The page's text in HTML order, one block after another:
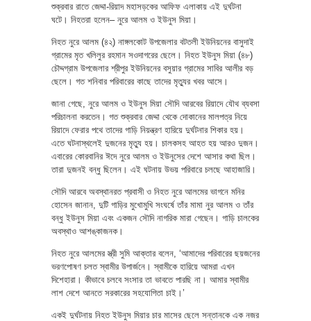
শুক্রবার রাতে জেদ্দা-রিয়াদ মহাসড়কের আফিফ এলাকায় এই দুর্ঘটনা
ঘটে। নিহতরা হলেন– নুরে আলম ও ইউনুস মিয়া।
নিহত নুরে আলম (৪২) নাঙ্গলকোট উপজেলার বটতলী ইউনিয়নের বাসুদাই
গ্রামের মৃত খলিলুর রহমান সওদাগরের ছেলে। নিহত ইউনুস মিয়া (৪৮)
চৌদ্দগ্রাম উপজেলার শ্রীপুর ইউনিয়নের বসুয়ার গ্রামের সাবির আলীর বড়
ছেলে। গত শনিবার পরিবারের কাছে তাদের মৃত্যুর খবর আসে।
জানা গেছে, নুরে আলম ও ইউনুস মিয়া সৌদি আরবের রিয়াদে যৌথ ব্যবসা
পরিচালনা করতেন। গত শুক্রবার জেদ্দা থেকে দোকানের মালপত্র নিয়ে
রিয়াদে ফেরার পথে তাদের গাড়ি নিয়ন্ত্রণ হারিয়ে দুর্ঘটনার শিকার হয়।
এতে ঘটনাস্থলেই দুজনের মৃত্যু হয়। চালকসহ আহত হয় আরও দুজন।
এবারের কোরবানির ঈদে নুরে আলম ও ইউনুসের দেশে আসার কথা ছিল।
তারা দুজনই বন্ধু ছিলেন। এই ঘটনায় উভয় পরিবারে চলছে আহাজারি।
সৌদি আরবে অবস্থানরত প্রবাসী ও নিহত নুরে আলমের ভাগনে মনির
হোসেন জানান, দুটি গাড়ির মুখোমুখি সংঘর্ষে তাঁর মামা নুর আলম ও তাঁর
বন্ধু ইউনুস মিয়া এবং একজন সৌদি নাগরিক মারা গেছেন। গাড়ি চালকের
অবস্থাও আশঙ্কাজনক।
নিহত নুরে আলমের স্ত্রী সুমি আক্তার বলেন, ‘আমাদের পরিবারের ছয়জনের
ভরণপোষণ চলত স্বামীর উপার্জনে। স্বামীকে হারিয়ে আমরা এখন
দিশেহারা। কীভাবে চলবে সংসার তা ভাবতে পারছি না। আমার স্বামীর
লাশ দেশে আনতে সরকারের সহযোগিতা চাই।’
একই দুর্ঘটনায় নিহত ইউনুস মিয়ার চার মাসের ছেলে সন্তানকে এক নজর